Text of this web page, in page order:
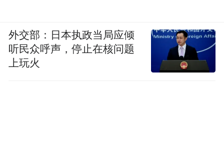
外交部：日本执政当局应倾
听民众呼声，停止在核问题
上玩火